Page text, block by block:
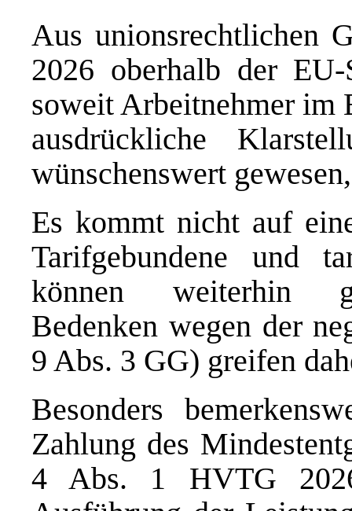
Aus unionsrechtlichen
2026 oberhalb der EU-
soweit Arbeitnehmer im
ausdrückliche
wünschenswert
Es kommt nicht auf
Tarifgebundene und
können weiterhin
Bedenken wegen der
9 Abs. 3 GG) greifen
Besonders
Zahlung des
4 Abs. 1 HVTG